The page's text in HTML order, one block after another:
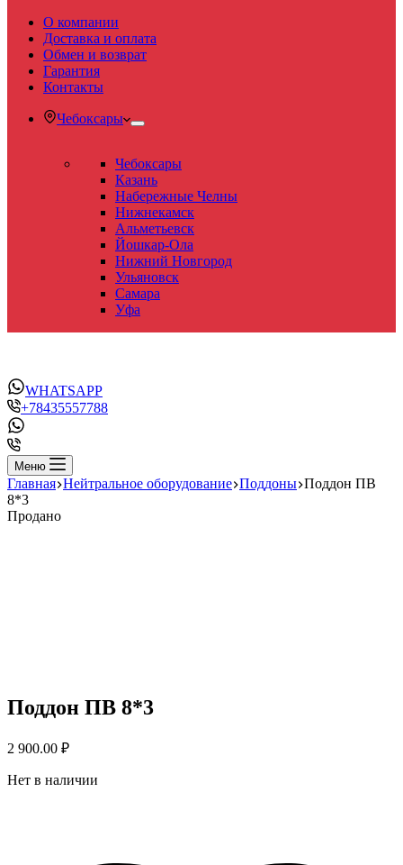
О компании
Доставка и оплата
Обмен и возврат
Гарантия
Контакты
Чебоксары
Чебоксары
Казань
Набережные Челны
Нижнекамск
Альметьевск
Йошкар-Ола
Нижний Новгород
Ульяновск
Самара
Уфа
WHATSAPP
+78435557788
Меню
Главная Нейтральное оборудование Поддоны Поддон ПВ
8*3
Продано
Поддон ПВ 8*3
2 900.00 ₽
Нет в наличии